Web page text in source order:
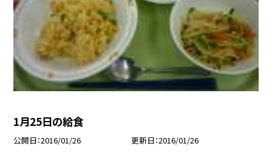
1月25日の給食
公開日 2016/01/26 更新日 2016/01/26